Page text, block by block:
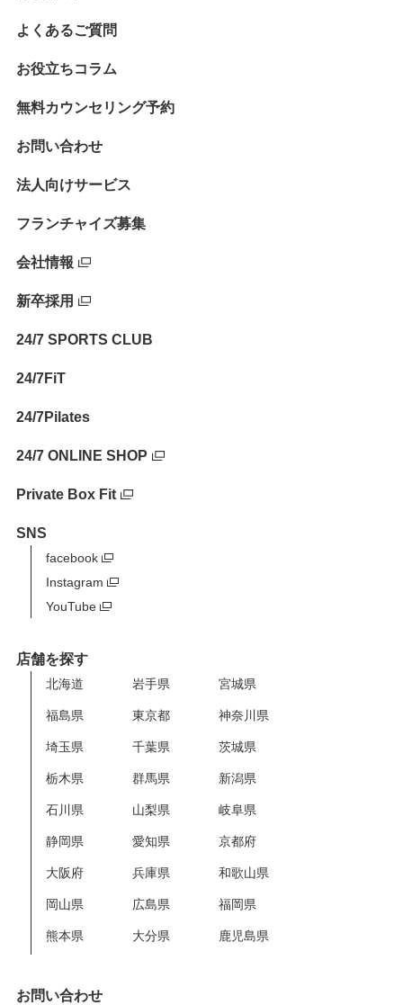
よくあるご質問
お役立ちコラム
無料カウンセリング予約
お問い合わせ
法人向けサービス
フランチャイズ募集
会社情報
新卒採用
24/7 SPORTS CLUB
24/7FiT
24/7Pilates
24/7 ONLINE SHOP
Private Box Fit
SNS
facebook
Instagram
YouTube
店舗を探す
北海道 岩手県 宮城県
福島県 東京都 神奈川県
埼玉県 千葉県 茨城県
栃木県 群馬県 新潟県
石川県 山梨県 岐阜県
静岡県 愛知県 京都府
大阪府 兵庫県 和歌山県
岡山県 広島県 福岡県
熊本県 大分県 鹿児島県
お問い合わせ